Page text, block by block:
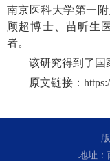
南京医科大学第一
顾超博士、苗昕生
者。
该研究得到了国
原文链接：
地址：